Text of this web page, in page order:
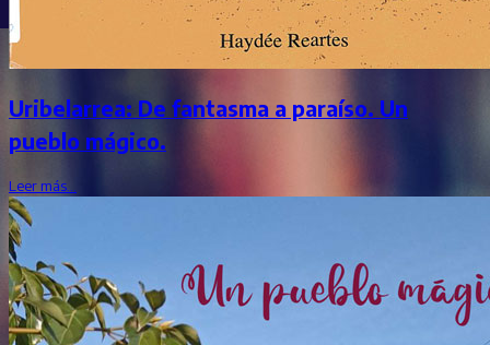
Uribelarrea: De fantasma a paraíso. Un
pueblo mágico.
Leer más…